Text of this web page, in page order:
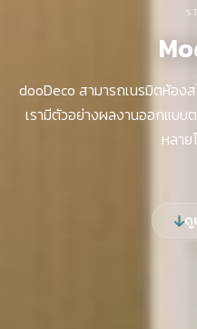
dooDeco สามารถเนรมิตห้อ
เรามีตัวอย่างผลงานออกแบ
หลาย
ดู